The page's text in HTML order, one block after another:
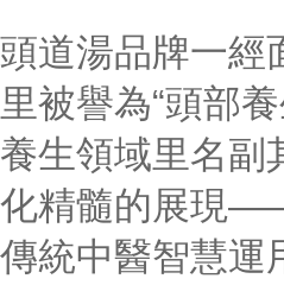
頭道湯品牌一經
里被譽為“頭部
養生領域里名副
化精髓的展現
傳統中醫智慧運